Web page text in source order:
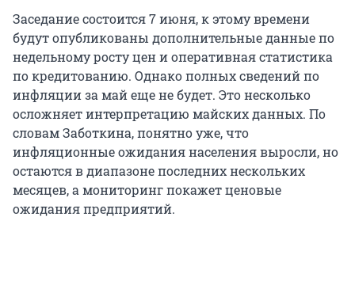
Заседание состоится 7 июня, к этому времени
будут опубликованы дополнительные данные по
недельному росту цен и оперативная статистика
по кредитованию. Однако полных сведений по
инфляции за май еще не будет. Это несколько
осложняет интерпретацию майских данных. По
словам Заботкина, понятно уже, что
инфляционные ожидания населения выросли, но
остаются в диапазоне последних нескольких
месяцев, а мониторинг покажет ценовые
ожидания предприятий.